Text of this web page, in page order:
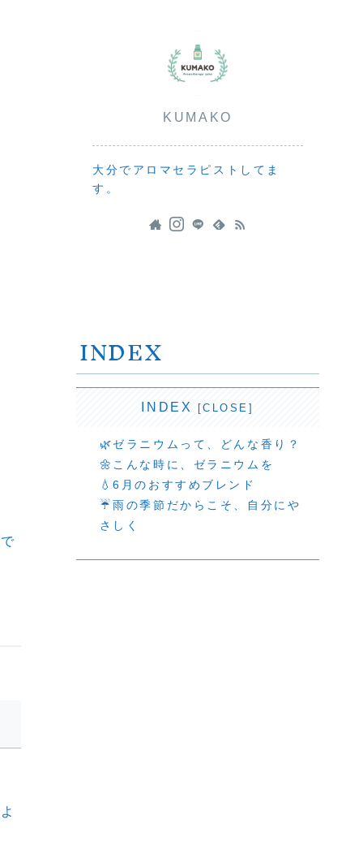
KUMAKO
大分でアロマセラピストしてま
す。
INDEX
INDEX
🌿ゼラニウムって、どんな香り？
🌼こんな時に、ゼラニウムを
💧6月のおすすめブレンド
☔雨の季節だからこそ、自分にや
さしく